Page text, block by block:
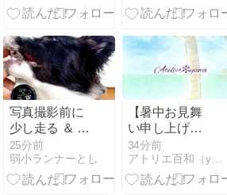
写真撮影前に
少し走る ＆ 7
月の電気代報
告
25分前
弱小ランナーとし
【暑中お見舞
い申し上げま
す】パステル
アート
34分前
アトリエ百和（yuwa) ゆるゆるアート